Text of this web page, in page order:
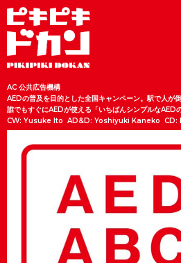
AC 公共広告機構
AEDの普及を目的とした全国キャンペーン。駅で人が
誰でもすぐにAEDが使える「いちばんシンプルなAED
CW: Yusuke Ito AD&D: Yoshiyuki Kaneko